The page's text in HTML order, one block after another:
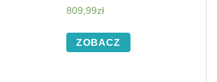
809,99zł
ZOBACZ